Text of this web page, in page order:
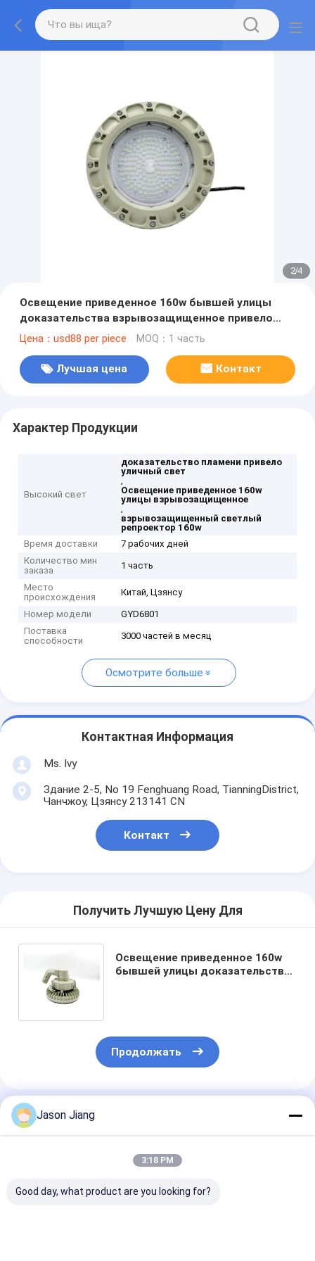
2/4
Освещение приведенное 160w бывшей улицы
доказательства взрывозащищенное привело
высокого залива
Цена：usd88 per piece MOQ：1 часть
Лучшая цена Контакт
Характер Продукции
Высокий свет
доказательство пламени привело
уличный свет
,
Освещение приведенное 160w
улицы взрывозащищенное
,
взрывозащищенный светлый
репроектор 160w
Время доставки
7 рабочих дней
Количество мин
заказа
1 часть
Место
происхождения
Китай, Цзянсу
Номер модели
GYD6801
Поставка
способности
3000 частей в месяц
Осмотрите больше
Контактная Информация
Ms. Ivy
Здание 2-5, No 19 Fenghuang Road, TianningDistrict,
Чанчжоу, Цзянсу 213141 CN
Контакт
Получить Лучшую Цену Для
Освещение приведенное 160w
бывшей улицы доказательства
Продолжать
Порекомендованные Продукты
Jason Jiang
3:18 PM
Good day, what product are you looking for?